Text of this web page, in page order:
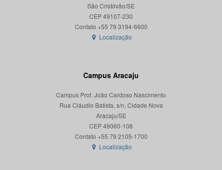
São Cristóvão/SE
CEP 49107-230
Localização
Campus Aracaju
Campus Prof. João Cardoso Nascimento
Rua Cláudio Batista, s/n, Cidade Nova
Aracaju/SE
CEP 49060-108
Localização